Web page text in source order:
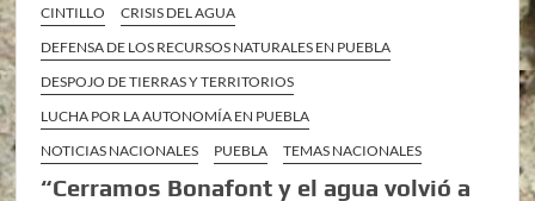
CINTILLO
CRISIS DEL AGUA
DEFENSA DE LOS RECURSOS NATURALES EN PUEBLA
DESPOJO DE TIERRAS Y TERRITORIOS
LUCHA POR LA AUTONOMÍA EN PUEBLA
NOTICIAS NACIONALES
PUEBLA TEMAS NACIONALES
“Cerramos Bonafont y el agua volvió a